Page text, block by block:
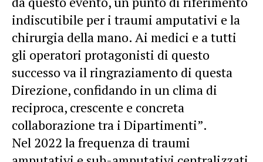
indiscutibile per i traumi amputativi e la
chirurgia della mano. Ai medici e a tutti
gli operatori protagonisti di questo
successo va il ringraziamento di questa
Direzione, confidando in un clima di
reciproca, crescente e concreta
collaborazione tra i Dipartimenti”.
Nel 2022 la frequenza di traumi